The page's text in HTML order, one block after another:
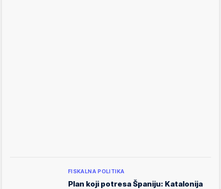
FISKALNA POLITIKA
Plan koji potresa Španiju: Katalonija